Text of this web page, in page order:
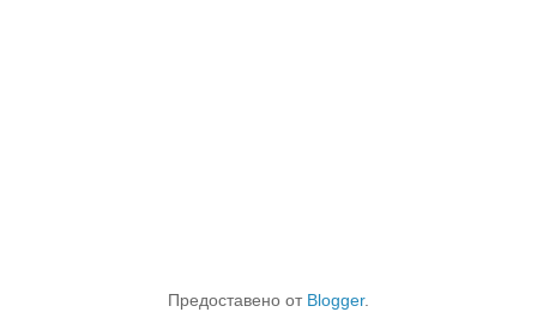
Предоставено от Blogger.